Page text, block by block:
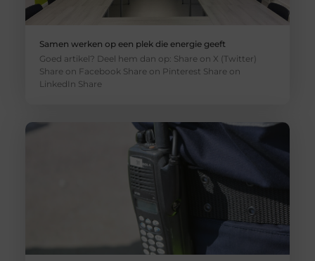
Samen werken op een plek die energie geeft
Goed artikel? Deel hem dan op: Share on X (Twitter)
Share on Facebook Share on Pinterest Share on
LinkedIn Share